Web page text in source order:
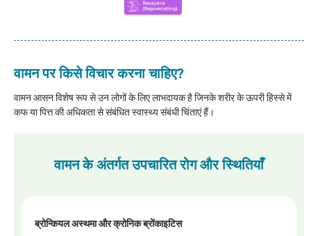
वामन पर किसे विचार करना चाहिए?
वामन आसन विशेष रूप से उन लोगों के लिए लाभदायक है जिनके शरीर के ऊपरी हिस्से में
कफ या पित्त की अधिकता से संबंधित स्वास्थ्य संबंधी चिंताएं हैं।
वामन के अंतर्गत उपचारित रोग और स्थितियाँ
पुरानी साइनसाइटिस